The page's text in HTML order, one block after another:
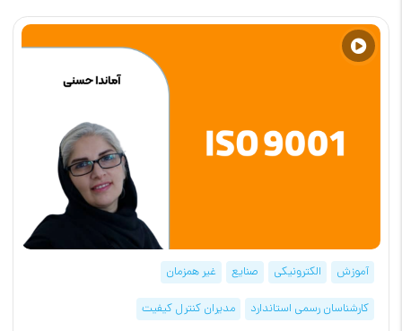
آموزش الکترونیکی صنایع غیر همزمان
کارشناسان رسمی استاندارد مدیران کنترل کیفیت